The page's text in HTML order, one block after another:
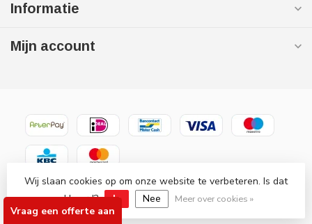
Vraag een offerte aan
Informatie
Mijn account
© Copyright 2026 Gaslooswonen .nl - Grootste in elektrische
verwarming Officiële Quality Heating
Wij slaan cookies op om onze website te verbeteren. Is dat
akkoord?
Ja Nee Meer over cookies »